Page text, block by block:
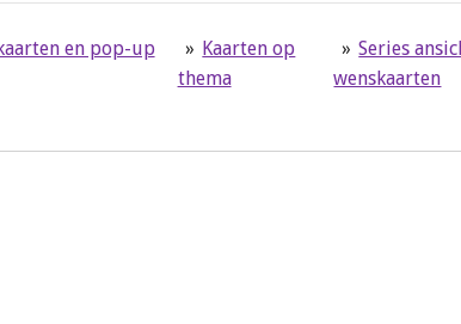
en pop-up
» Kaarten op
thema
» Series
wenskaarten